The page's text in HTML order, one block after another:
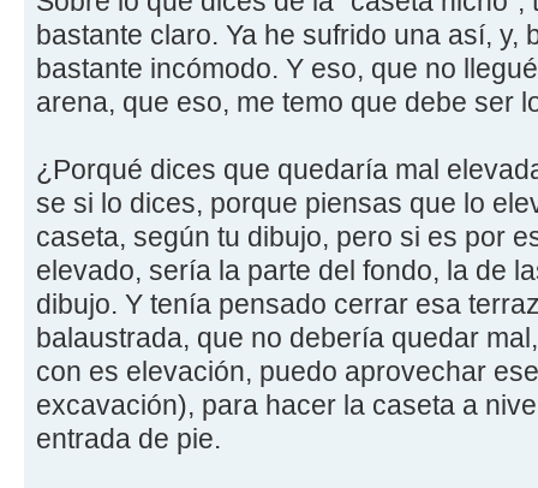
bastante claro. Ya he sufrido una así, y,
bastante incómodo. Y eso, que no
arena, que eso, me temo que debe ser
¿Porqué dices que quedaría mal
se si lo dices, porque piensas que lo
caseta, según tu dibujo, pero si es por
elevado, sería la parte del fondo, la de
dibujo. Y tenía pensado cerrar esa
balaustrada, que no debería quedar
con es elevación, puedo aprovechar
excavación), para hacer la caseta a
entrada de pie.